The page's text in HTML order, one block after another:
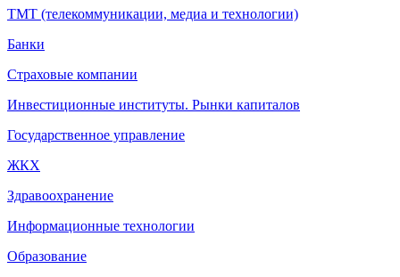
ТМТ (телекоммуникации, медиа и технологии)
Банки
Страховые компании
Инвестиционные институты. Рынки капиталов
Государственное управление
ЖКХ
Здравоохранение
Информационные технологии
Образование